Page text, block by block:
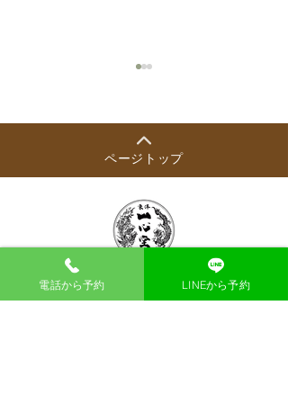
【8月開始】木曜日の漢方
相談員について
ページトップ
漢方薬局 東洋一心堂
電話から予約 LINEから予約